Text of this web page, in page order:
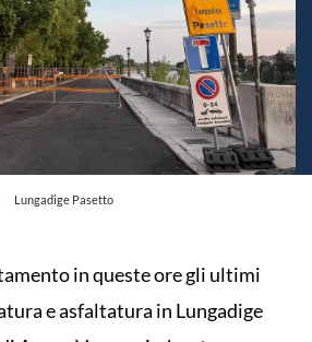
Lungadige Pasetto
in queste ore gli ultimi
e asfaltatura in Lungadige